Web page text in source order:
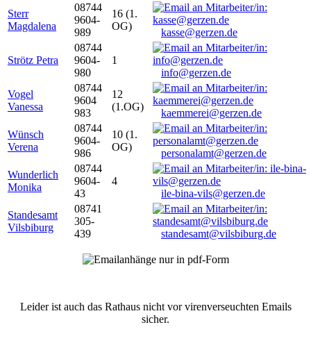
Sterr
Magdalena
08744
9604-
989
16 (1.
OG)
kasse@gerzen.de
Strötz Petra
08744
9604-
980
1
info@gerzen.de
Vogel
Vanessa
08744
9604
983
12
(1.OG)
kaemmerei@gerzen.de
Wünsch
Verena
08744
9604-
986
10 (1.
OG)
personalamt@gerzen.de
Wunderlich
Monika
08744
9604-
43
4
ile-bina-vils@gerzen.de
Standesamt
Vilsbiburg
08741
305-
439
standesamt@vilsbiburg.de
Leider ist auch das Rathaus nicht vor virenverseuchten Emails
sicher.